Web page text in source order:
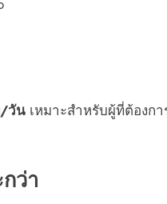
/วัน เหมาะสำหรับผู้ที่ต้องก
ว่า